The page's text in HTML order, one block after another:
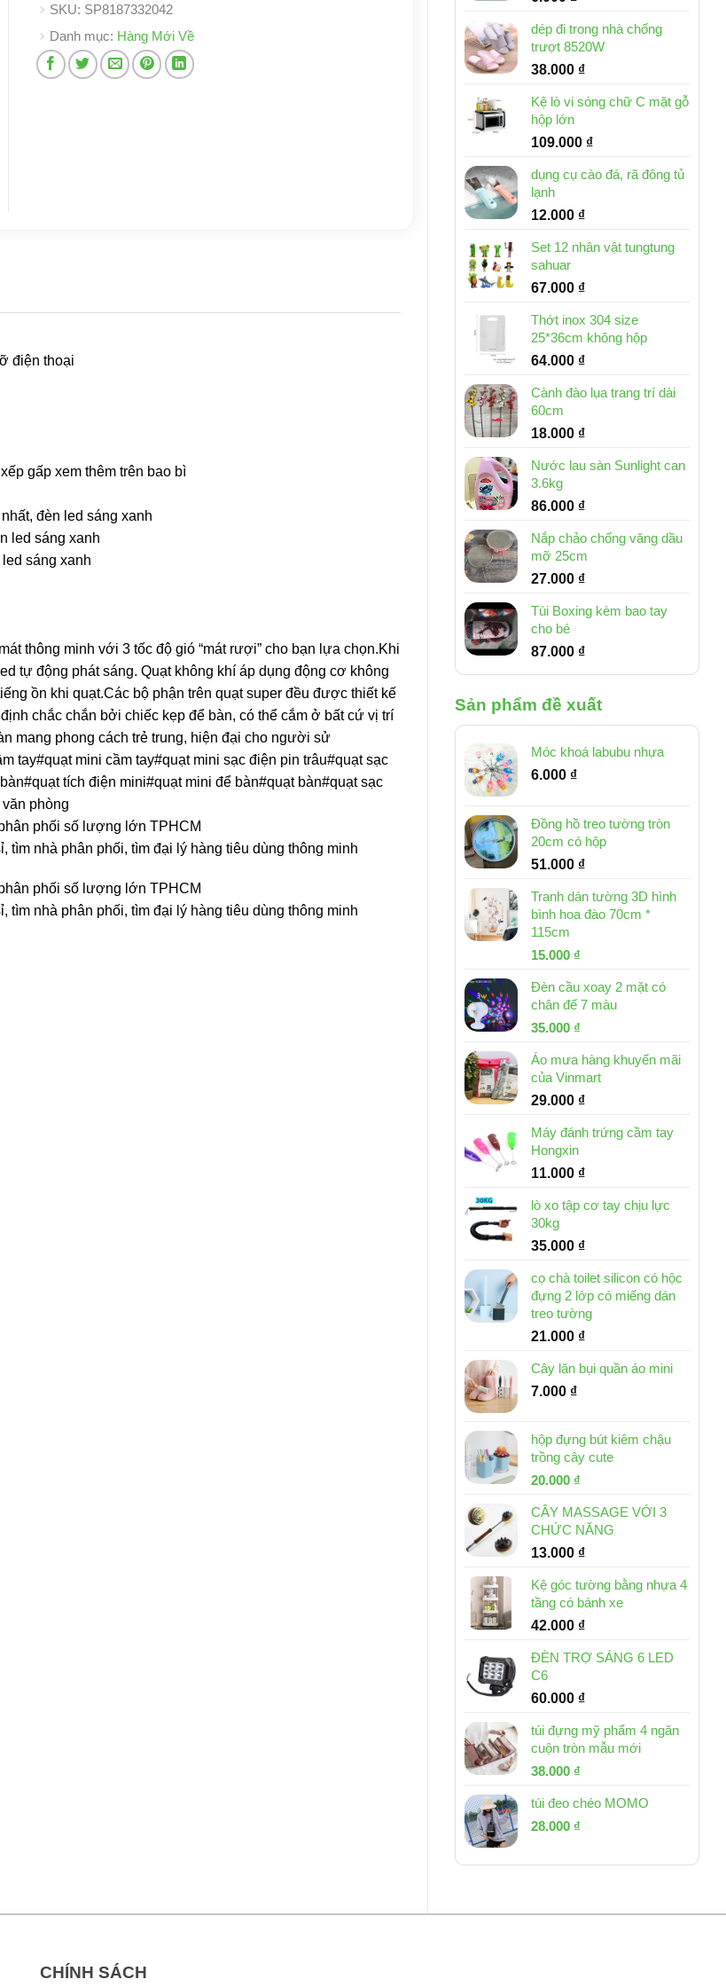
dép đi trong nhà chống
trượt 8520W
38.000 ₫
Kệ lò vi sóng chữ C mặt gỗ
hộp lớn
109.000 ₫
dụng cụ cào đá, rã đông tủ
lạnh
12.000 ₫
Set 12 nhân vật tungtung
sahuar
67.000 ₫
Thớt inox 304 size
25*36cm không hộp
64.000 ₫
Cành đào lụa trang trí dài
60cm
18.000 ₫
Nước lau sàn Sunlight can
3.6kg
86.000 ₫
Nắp chảo chống văng dầu
mỡ 25cm
27.000 ₫
Túi Boxing kèm bao tay
cho bé
87.000 ₫
Sản phẩm đề xuất
Móc khoá labubu nhựa
6.000 ₫
Đồng hồ treo tường tròn
20cm có hộp
51.000 ₫
Tranh dán tường 3D hình
bình hoa đào 70cm *
115cm
Giá
là:
32.000 ₫.
15.000 ₫
tại
là:
Đèn cầu xoay 2 mặt có
chân đế 7 màu
Giá
là:
46.000 ₫.
35.000 ₫
tại
là:
35.000 ₫.
Áo mưa hàng khuyến mãi
của Vinmart
29.000 ₫
Máy đánh trứng cầm tay
Hongxin
11.000 ₫
lò xo tập cơ tay chịu lực
30kg
35.000 ₫
cọ chà toilet silicon có hộc
đựng 2 lớp có miếng dán
treo tường
21.000 ₫
Cây lăn bụi quần áo mini
7.000 ₫
hộp đựng bút kiêm chậu
trồng cây cute
Giá
là:
30.000 ₫.
20.000 ₫
tại
là:
20.000 ₫.
CÂY MASSAGE VỚI 3
CHỨC NĂNG
13.000 ₫
Kệ góc tường bằng nhựa 4
tầng có bánh xe
42.000 ₫
ĐÈN TRỢ SÁNG 6 LED
C6
60.000 ₫
túi đựng mỹ phẩm 4 ngăn
cuộn tròn mẫu mới
Giá
là:
53.000 ₫.
38.000 ₫
tại
túi đeo chéo MOMO
Giá
là:
28.000 ₫
tại
SKU: SP8187332042
Danh mục: Hàng Mới Về
điện thoại
gấp xem thêm trên bao bì
đèn led sáng xanh
led sáng xanh
sáng xanh
thông minh với 3 tốc độ gió “mát rượi” cho bạn lựa chọn.Khi
tự động phát sáng. Quạt không khí áp dụng động cơ không
ồn khi quạt.Các bộ phận trên quạt super đều được thiết kế
chắc chắn bởi chiếc kẹp để bàn, có thể cắm ở bất cứ vị trí
mang phong cách trẻ trung, hiện đại cho người sử
tay#quạt mini cầm tay#quạt mini sạc điện pin trâu#quạt sạc
tích điện mini#quạt mini để bàn#quạt bàn#quạt sạc
phòng
phối số lượng lớn TPHCM
tìm nhà phân phối, tìm đại lý hàng tiêu dùng thông minh
phối số lượng lớn TPHCM
tìm nhà phân phối, tìm đại lý hàng tiêu dùng thông minh
CHÍNH SÁCH